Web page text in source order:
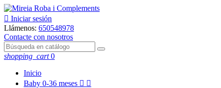
 Iniciar sesión
Llámenos: 650548978
Contacte con nosotros
shopping_cart 0
Inicio
Baby 0-36 meses  